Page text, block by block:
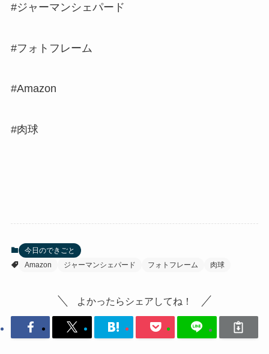
#ジャーマンシェパード
#フォトフレーム
#Amazon
#肉球
今日のできごと
Amazon
ジャーマンシェパード フォトフレーム 肉球
よかったらシェアしてね！